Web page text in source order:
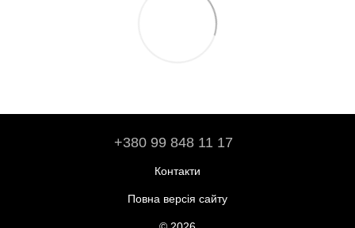
+380 99 848 11 17
Контакти
Повна версія сайту